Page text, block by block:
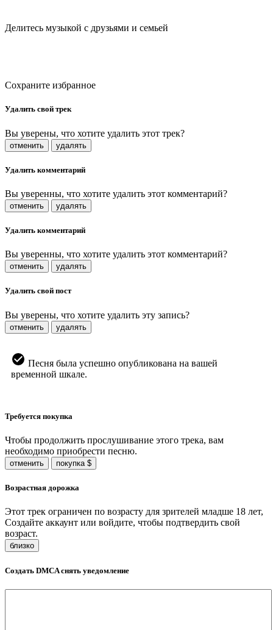
Делитесь музыкой с друзьями и семьей
Сохраните избранное
Удалить свой трек
Вы уверены, что хотите удалить этот трек?
отменить удалять
Удалить комментарий
Вы уверенны, что хотите удалить этот комментарий?
отменить удалять
Удалить комментарий
Вы уверенны, что хотите удалить этот комментарий?
отменить удалять
Удалить свой пост
Вы уверены, что хотите удалить эту запись?
отменить удалять
Песня была успешно опубликована на вашей
временной шкале.
Требуется покупка
Чтобы продолжить прослушивание этого трека, вам
необходимо приобрести песню.
отменить покупка $
Возрастная дорожка
Этот трек ограничен по возрасту для зрителей младше 18 лет,
Создайте аккаунт или войдите, чтобы подтвердить свой
возраст.
близко
Создать DMCA снять уведомление